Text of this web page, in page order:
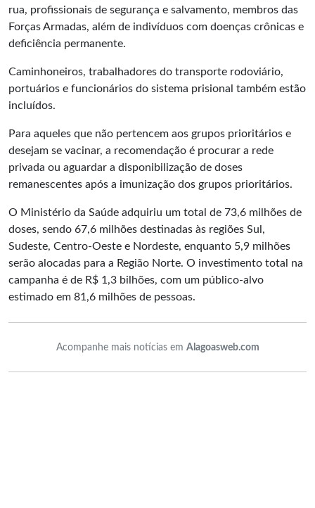
rua, profissionais de segurança e salvamento, membros das
Forças Armadas, além de indivíduos com doenças crônicas e
deficiência permanente.
Caminhoneiros, trabalhadores do transporte rodoviário,
portuários e funcionários do sistema prisional também estão
incluídos.
Para aqueles que não pertencem aos grupos prioritários e
desejam se vacinar, a recomendação é procurar a rede
privada ou aguardar a disponibilização de doses
remanescentes após a imunização dos grupos prioritários.
O Ministério da Saúde adquiriu um total de 73,6 milhões de
doses, sendo 67,6 milhões destinadas às regiões Sul,
Sudeste, Centro-Oeste e Nordeste, enquanto 5,9 milhões
serão alocadas para a Região Norte. O investimento total na
campanha é de R$ 1,3 bilhões, com um público-alvo
estimado em 81,6 milhões de pessoas.
Acompanhe mais notícias em Alagoasweb.com